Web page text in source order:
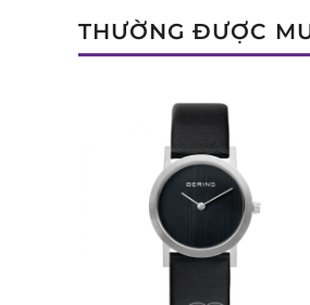
THƯỜNG ĐƯỢC